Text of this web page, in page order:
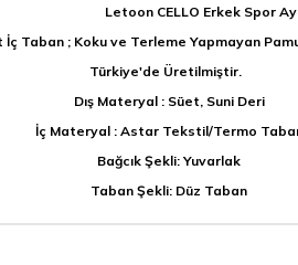
Erkek Spor
İç Taban ; Koku ve Terleme Yapmayan
Türkiye'de Üretilmiştir.
Dış Materyal : Süet, Suni Deri
İç Materyal : Astar Tekstil/Termo
Bağcık Şekli: Yuvarlak
Taban Şekli: Düz Taban